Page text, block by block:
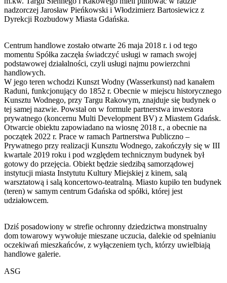
nadzorczej Jarosław Pieńkowski i Włodzimierz Bartosiewicz z
Dyrekcji Rozbudowy Miasta Gdańska.
Centrum handlowe zostało otwarte 26 maja 2018 r. i od tego
momentu Spółka zaczęła świadczyć usługi w ramach swojej
podstawowej działalności, czyli usługi najmu powierzchni
handlowych.
W jego teren wchodzi Kunszt Wodny (Wasserkunst) nad kanałem
Raduni, funkcjonujący do 1852 r. Obecnie w miejscu historycznego
Kunsztu Wodnego, przy Targu Rakowym, znajduje się budynek o
tej samej nazwie. Powstał on w formule partnerstwa inwestora
prywatnego (koncernu Multi Development BV) z Miastem Gdańsk.
Otwarcie obiektu zapowiadano na wiosnę 2018 r., a obecnie na
początek 2022 r. Prace w ramach Partnerstwa Publiczno –
Prywatnego przy realizacji Kunsztu Wodnego, zakończyły się w III
kwartale 2019 roku i pod względem technicznym budynek był
gotowy do przejęcia. Obiekt będzie siedzibą samorządowej
instytucji miasta Instytutu Kultury Miejskiej z kinem, salą
warsztatową i salą koncertowo-teatralną. Miasto kupiło ten budynek
(teren) w samym centrum Gdańska od spółki, której jest
udziałowcem.
Dziś posadowiony w strefie ochronny dziedzictwa monstrualny
dom towarowy wywołuje mieszane uczucia, dalekie od spełnianiu
oczekiwań mieszkańców, z wyłączeniem tych, którzy uwielbiają
handlowe galerie.
ASG